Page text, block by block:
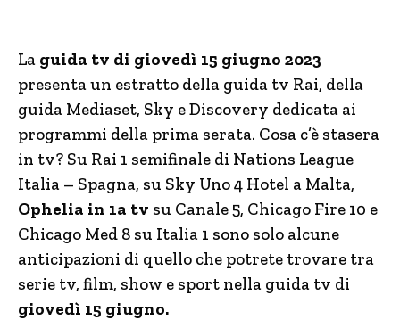
La guida tv di giovedì 15 giugno 2023
presenta un estratto della guida tv Rai, della
guida Mediaset, Sky e Discovery dedicata ai
programmi della prima serata. Cosa c’è stasera
in tv? Su Rai 1 semifinale di Nations League
Italia – Spagna, su Sky Uno 4 Hotel a Malta,
Ophelia in 1a tv su Canale 5, Chicago Fire 10 e
Chicago Med 8 su Italia 1 sono solo alcune
anticipazioni di quello che potrete trovare tra
serie tv, film, show e sport nella guida tv di
giovedì 15 giugno.